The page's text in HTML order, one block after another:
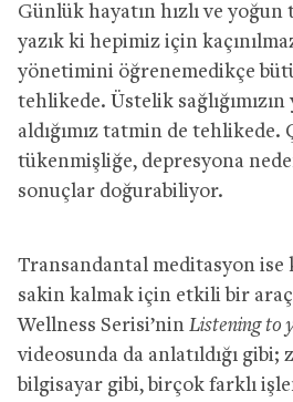
Günlük hayatın hızlı ve
yazık ki hepimiz için
yönetimini öğrenemedikçe
tehlikede. Üstelik sağlığımızın
aldığımız tatmin de tehlikede.
tükenmişliğe, depresyona
sonuçlar doğurabiliyor.
Transandantal meditasyon ise
sakin kalmak için etkili bir
Wellness Serisi’nin Listening to
videosunda da anlatıldığı gibi;
bilgisayar gibi, birçok farklı